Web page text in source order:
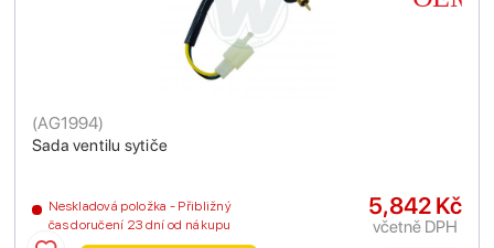
Sada ventilu sytiče
(AG1994)
Neskladová položka - Přibližný
čas doručení 23 dní od nákupu
5,842 Kč
včetně DPH